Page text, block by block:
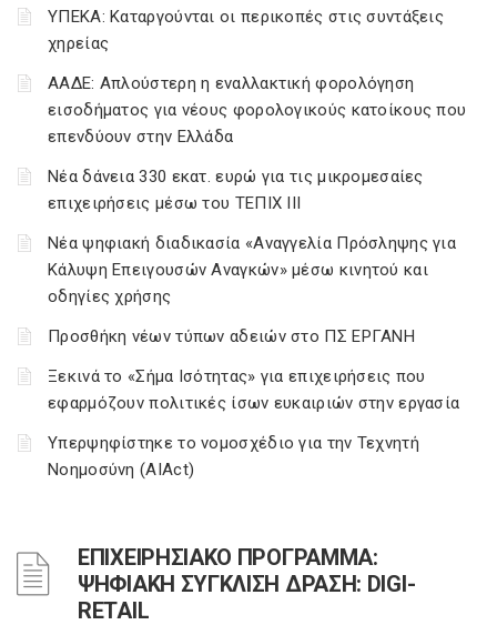
ΥΠΕΚΑ: Καταργούνται οι περικοπές στις συντάξεις
χηρείας
ΑΑΔΕ: Απλούστερη η εναλλακτική φορολόγηση
εισοδήματος για νέους φορολογικούς κατοίκους που
επενδύουν στην Ελλάδα
Νέα δάνεια 330 εκατ. ευρώ για τις μικρομεσαίες
επιχειρήσεις μέσω του ΤΕΠΙΧ ΙΙΙ
Νέα ψηφιακή διαδικασία «Αναγγελία Πρόσληψης για
Κάλυψη Επειγουσών Αναγκών» μέσω κινητού και
οδηγίες χρήσης
Προσθήκη νέων τύπων αδειών στο ΠΣ ΕΡΓΑΝΗ
Ξεκινά το «Σήμα Ισότητας» για επιχειρήσεις που
εφαρμόζουν πολιτικές ίσων ευκαιριών στην εργασία
Υπερψηφίστηκε το νομοσχέδιο για την Τεχνητή
Νοημοσύνη (AIAct)
ΕΠΙΧΕΙΡΗΣΙΑΚΟ ΠΡΟΓΡΑΜΜΑ:
ΨΗΦΙΑΚΗ ΣΥΓΚΛΙΣΗ ΔΡΑΣΗ: DIGI-
RETAIL